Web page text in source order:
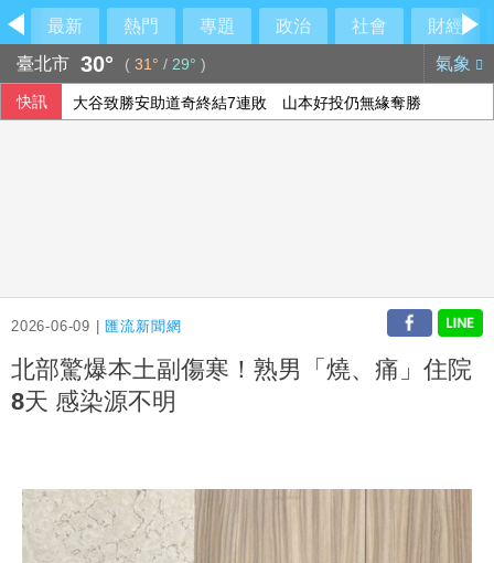
最新 熱門 專題 政治 社會
財經
臺北市 30° ( 31° / 29° ) 氣象
快訊 大谷致勝安助道奇終結7連敗 山本好投仍無緣奪勝
2026-06-09 | 匯流新聞網
北部驚爆本土副傷寒！熟男「燒、痛」住院
8天 感染源不明